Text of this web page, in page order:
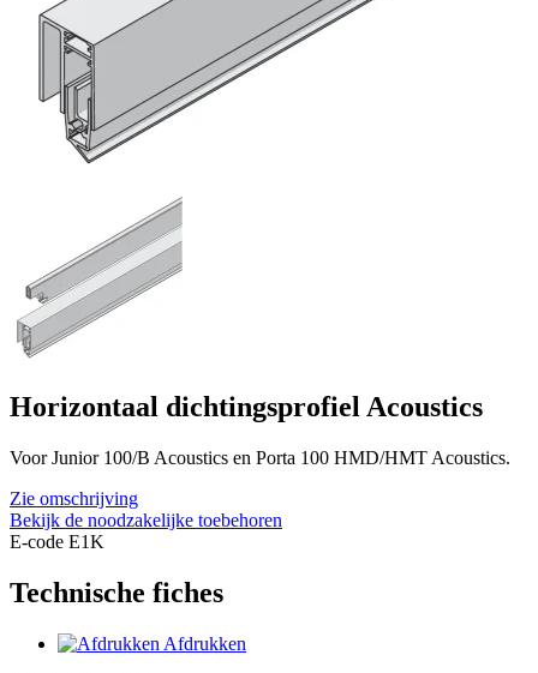
Horizontaal dichtingsprofiel Acoustics
Voor Junior 100/B Acoustics en Porta 100 HMD/HMT Acoustics.
Zie omschrijving
Bekijk de noodzakelijke toebehoren
E-code E1K
Technische fiches
Afdrukken